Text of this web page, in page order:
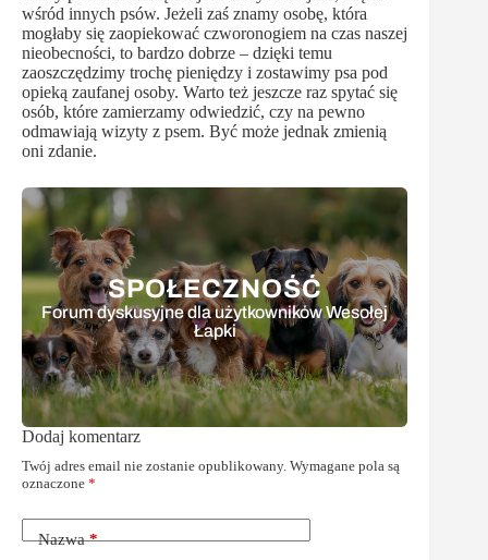
wśród innych psów. Jeżeli zaś znamy osobę, która
mogłaby się zaopiekować czworonogiem na czas naszej
nieobecności, to bardzo dobrze – dzięki temu
zaoszczędzimy trochę pieniędzy i zostawimy psa pod
opieką zaufanej osoby. Warto też jeszcze raz spytać się
osób, które zamierzamy odwiedzić, czy na pewno
odmawiają wizyty z psem. Być może jednak zmienią
oni zdanie.
SPOŁECZNOŚĆ
Forum dyskusyjne dla użytkowników Wesołej
Łapki
Dodaj komentarz
Twój adres email nie zostanie opublikowany. Wymagane pola są
oznaczone *
Nazwa*